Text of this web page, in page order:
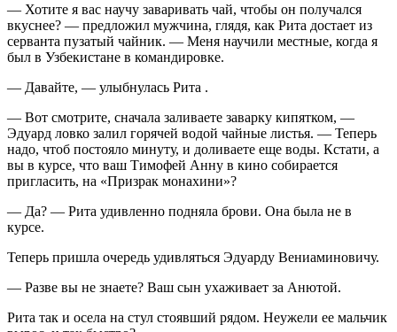
— Хотите я вас научу заваривать чай, чтобы он получался
вкуснее? — предложил мужчина, глядя, как Рита достает из
серванта пузатый чайник. — Меня научили местные, когда я
был в Узбекистане в командировке.
— Давайте, — улыбнулась Рита .
— Вот смотрите, сначала заливаете заварку кипятком, —
Эдуард ловко залил горячей водой чайные листья. — Теперь
надо, чтоб постояло минуту, и доливаете еще воды. Кстати, а
вы в курсе, что ваш Тимофей Анну в кино собирается
пригласить, на «Призрак монахини»?
— Да? — Рита удивленно подняла брови. Она была не в
курсе.
Теперь пришла очередь удивляться Эдуарду Вениаминовичу.
— Разве вы не знаете? Ваш сын ухаживает за Анютой.
Рита так и осела на стул стоявший рядом. Неужели ее мальчик